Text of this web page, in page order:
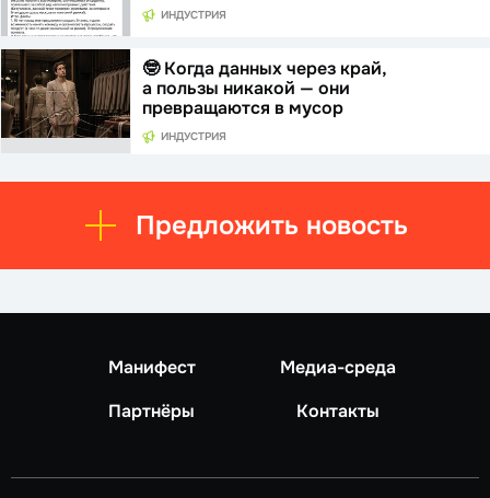
ИНДУСТРИЯ
🤓 Когда данных через край,
а пользы никакой — они
превращаются в мусор
ИНДУСТРИЯ
Предложить новость
Манифест
Медиа-среда
Партнёры
Контакты